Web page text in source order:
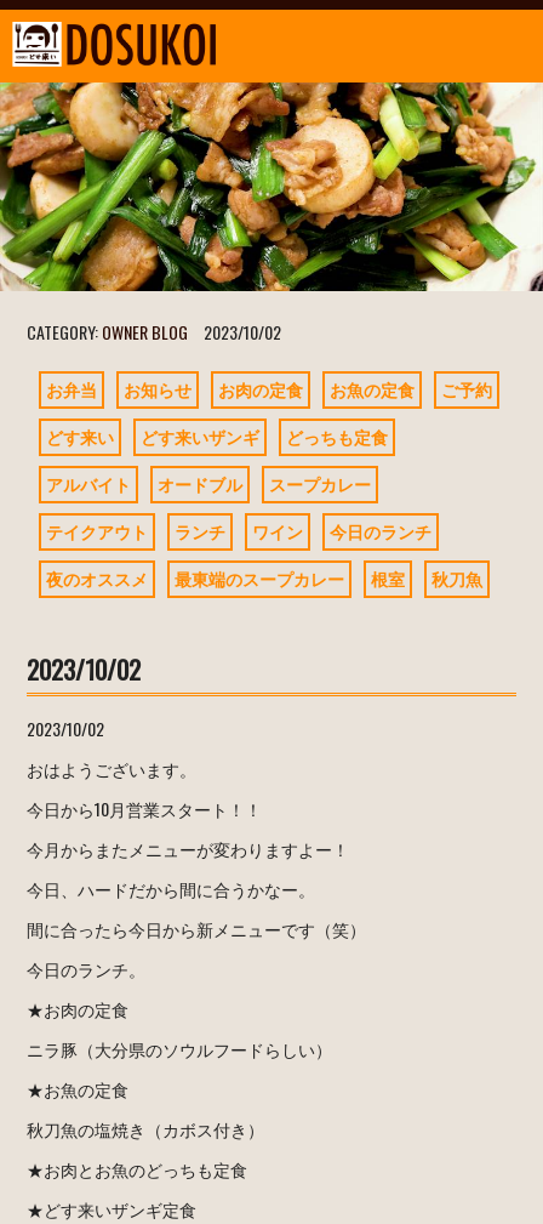
CATEGORY:OWNER BLOG 2023/10/02
お弁当 お知らせ お肉の定食 お魚の定食
ご予約
どす来い
どす来いザンギ
どっちも定食
アルバイト
オードブル
スープカレー
テイクアウト
ランチ ワイン
今日のランチ
夜のオススメ
最東端のスープカレー 根室 秋刀魚
2023/10/02
2023/10/02
おはようございます。
今日から10月営業スタート！！
今月からまたメニューが変わりますよー！
今日、ハードだから間に合うかなー。
間に合ったら今日から新メニューです（笑）
今日のランチ。
★お肉の定食
ニラ豚（大分県のソウルフードらしい）
★お魚の定食
秋刀魚の塩焼き（カボス付き）
★お肉とお魚のどっちも定食
★どす来いザンギ定食